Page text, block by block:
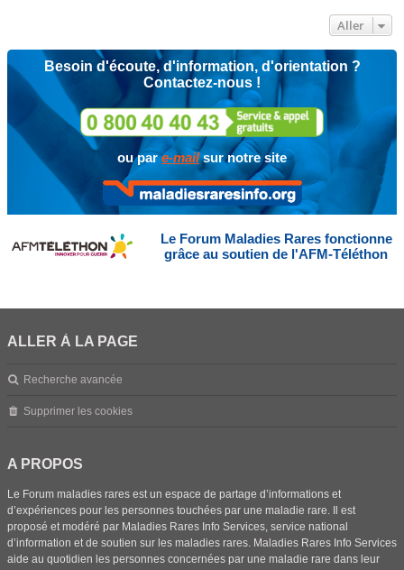
Aller
Besoin d'écoute, d'information, d'orientation ?
Contactez-nous !
ou pare-mailsur notre site
Le Forum Maladies Rares fonctionne
grâce au soutien de l'AFM-Téléthon
ALLER À LA PAGE
Recherche avancée
Supprimer les cookies
A PROPOS
Le Forum maladies rares est un espace de partage d’informations et
d’expériences pour les personnes touchées par une maladie rare. Il est
proposé et modéré par Maladies Rares Info Services, service national
d’information et de soutien sur les maladies rares. Maladies Rares Info Services
aide au quotidien les personnes concernées par une maladie rare dans leur